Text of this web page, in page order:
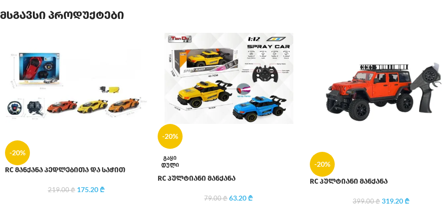
მსგავსი პროდუქტები
-20%
RC მანქანა პედლებითა და საჭით
219.00₾ 175.20₾
-20%
ᲒᲐᲧᲘ
ᲓᲣᲚᲘ
RC პულტიანი მანქანა
79.00₾ 63.20₾
-20%
RC პულტიანი მანქანა
399.00₾ 319.20₾